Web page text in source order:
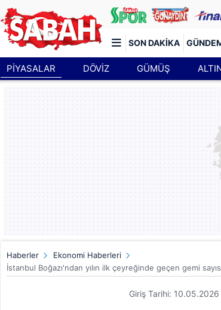
SON DAKIKA
Türkiye'nin en iyi haber sitesi
PİYASALAR DÖVİZ GÜMÜŞ
Haberler
Ekonomi Haberleri
İstanbul Boğazı'ndan yılın ilk çeyreğinde geçen gemi
Giriş Tarihi: 10.05.2026